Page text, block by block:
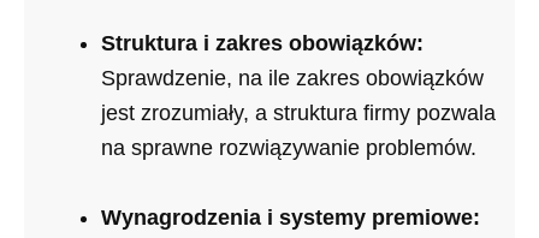
Struktura i zakres obowiązków:
Sprawdzenie, na ile zakres obowiązków
jest zrozumiały, a struktura firmy pozwala
na sprawne rozwiązywanie problemów.
Wynagrodzenia i systemy premiowe: